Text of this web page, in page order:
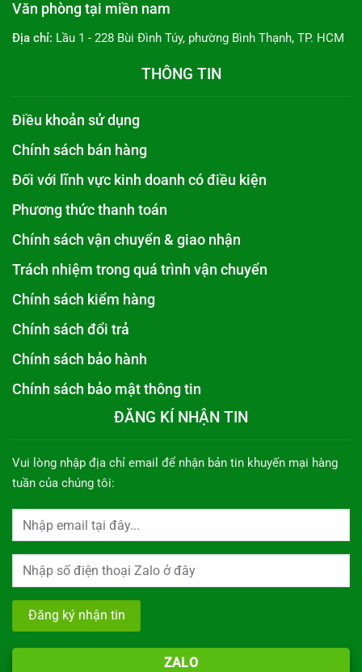
Văn phòng tại miền nam
Địa chỉ: Lầu 1 - 228 Bùi Đình Túy, phường Bình Thạnh, TP. HCM
THÔNG TIN
Điều khoản sử dụng
Chính sách bán hàng
Đối với lĩnh vực kinh doanh có điều kiện
Phương thức thanh toán
Chính sách vận chuyển & giao nhận
Trách nhiệm trong quá trình vận chuyển
Chính sách kiểm hàng
Chính sách đổi trả
Chính sách bảo hành
Chính sách bảo mật thông tin
ĐĂNG KÍ NHẬN TIN
Vui lòng nhập địa chỉ email để nhận bản tin khuyến mại hàng
tuần của chúng tôi:
ZALO